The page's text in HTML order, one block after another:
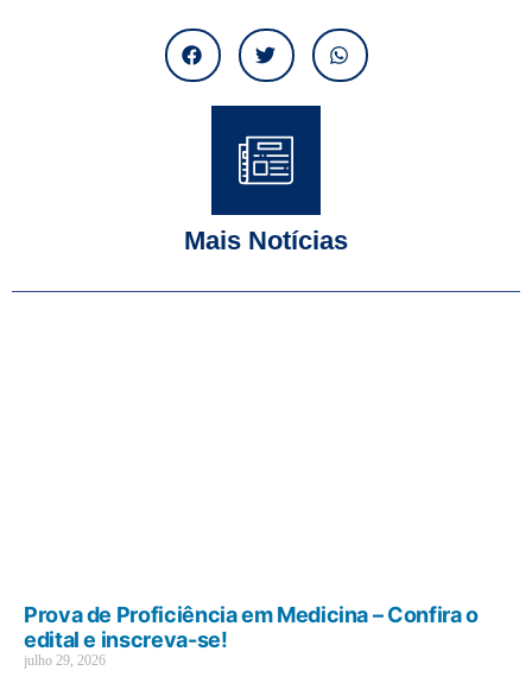
Mais Notícias
Prova de Proficiência em Medicina – Confira o
edital e inscreva-se!
julho 29, 2026